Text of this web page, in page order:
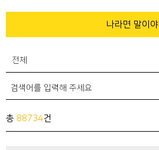
나라면 말이야
전체
총 88734건